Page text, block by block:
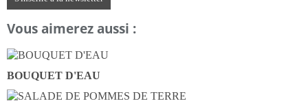
Vous aimerez aussi :
BOUQUET D'EAU